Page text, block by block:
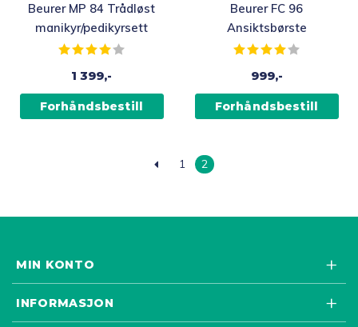
Beurer MP 84 Trådløst
manikyr/pedikyrsett
Karakter:
1 399,-
Forhåndsbestill
Beurer FC 96
Ansiktsbørste
Karakter:
999,-
Forhåndsbestill
1 2
MIN KONTO
INFORMASJON